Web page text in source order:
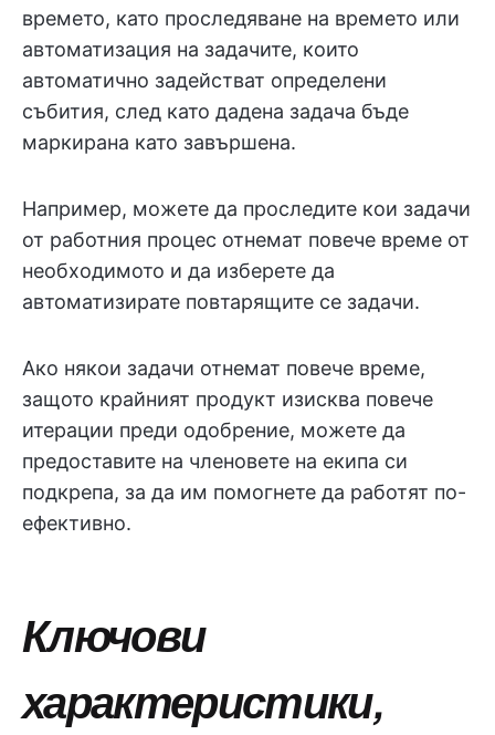
времето, като проследяване на времето или
автоматизация на задачите, които
автоматично задействат определени
събития, след като дадена задача бъде
маркирана като завършена.
Например, можете да проследите кои задачи
от работния процес отнемат повече време от
необходимото и да изберете да
автоматизирате повтарящите се задачи.
Ако някои задачи отнемат повече време,
защото крайният продукт изисква повече
итерации преди одобрение, можете да
предоставите на членовете на екипа си
подкрепа, за да им помогнете да работят по-
ефективно.
Ключови
характеристики,